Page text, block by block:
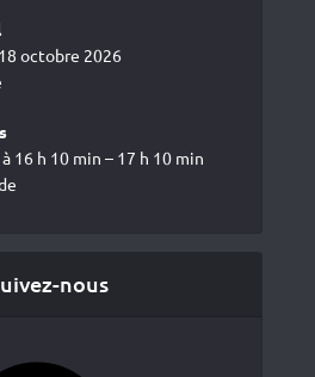
octobre 2026
16 h 10 min – 17 h 10 min
nous